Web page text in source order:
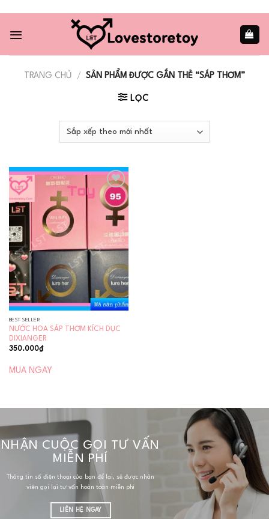
content
TRANG CHỦ / SẢN PHẨM ĐƯỢC GẮN THẺ “SÁP THƠM”
LỌC
Add to
wishlist
BEST SELLER
NƯỚC HOA SÁP THƠM KÍCH DỤC
DIXIANGER
350.000₫
MUA NGAY
NHẬN CUỘC GỌI TƯ VẤN
MIỄN PHÍ
Thông tin số điện thoại của bạn để lại, sẽ được nhân
viên gọi lại tư vấn hoàn toàn miễn phí
LIÊN HỆ NGAY